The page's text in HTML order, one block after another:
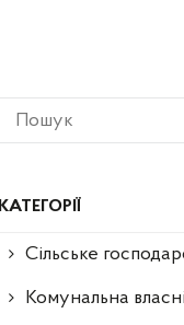
КАТЕГОРІЇ
Сільське
Комунальна